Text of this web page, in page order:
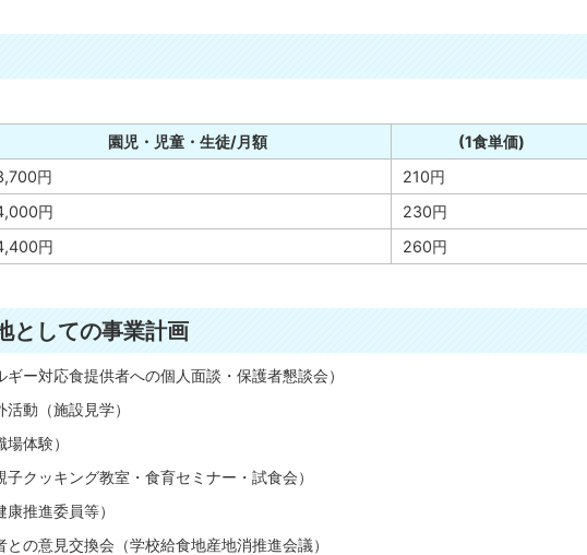
園児・児童・生徒/月額
(1食単価)
円
210円
円
230円
円 260円
としての事業計画
ー対応食提供者への個人面談・保護者懇談会）
動（施設見学）
体験）
クッキング教室・食育セミナー・試食会）
推進委員等）
の意見交換会（学校給食地産地消推進会議）